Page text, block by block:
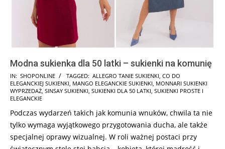
Modna sukienka dla 50 latki – sukienki na komunię
2025-
05-
08
IN: SHOPONLINE TAGGED: ALLEGRO TANIE SUKIENKI CO DO
ELEGANCKIEJ SUKIENKI MANGO ELEGANCKIE SUKIENKI MONNARI SUKIENKI
WYPRZEDAŻ SINSAY SUKIENKI SUKIENKI DLA 50 LATKI SUKIENKI PROSTE I
ELEGANCKIE
Podczas wydarzeń takich jak komunia wnuków, chwila ta nie
tylko wymaga wyjątkowego przygotowania ducha, ale także
specjalnej oprawy wizualnej. W roli ważnej postaci przy